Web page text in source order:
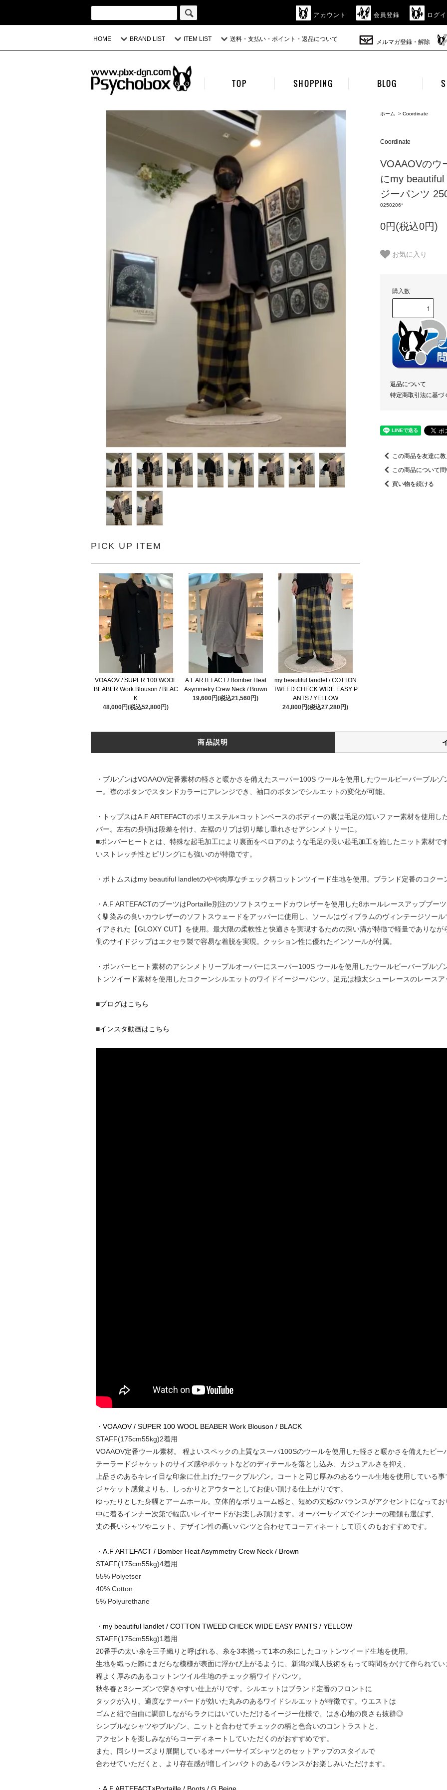
アカウント 会員登録 ログ
HOME BRAND LIST ITEM LIST 送料・支払い・ポイント・返品について メルマガ登録・解除
TOP SHOPPING BLOG
PICK UP ITEM
VOAAOV / SUPER 100 WOOL
BEABER Work Blouson / BLAC
K
48,000円(税込52,800円)
A.F ARTEFACT / Bomber Heat
Asymmetry Crew Neck / Brown
19,600円(税込21,560円)
my beautiful landlet / COTTON
TWEED CHECK WIDE EASY P
ANTS / YELLOW
24,800円(税込27,280円)
ホーム > Coordinate
Coordinate
VOAAOVのウ
にmy
ジーパンツ
0250206*
0円(税込0円)
お気に入り
購入数
返品について
特定商取引法に基づ
この商品を友達に
この商品について
買い物を続ける
商品説明
・ブルゾンはVOAAOV定番素材の軽さと暖かさを備えたスーパー100S ウールを使用したウールビーバーブル
ー。襟のボタンでスタンドカラーにアレンジでき、袖口のボタンでシルエットの変化が可能。
・トップスはA.F ARTEFACTのポリエステル×コットンベースのボディーの裏は毛足の短いファー素材を使用
バー。左右の身頃は段差を付け、左裾のリブは切り離し垂れさせアシンメトリーに。
■ボンバーヒートとは、特殊な起毛加工により裏面をベロアのような毛足の長い起毛加工を施したニット素材で
いストレッチ性とピリングにも強いのが特徴です。
・ボトムスはmy beautiful landletのやや肉厚なチェック柄コットンツイード生地を使用。ブランド定番のコク
・A.F ARTEFACTのブーツはPortaille別注のソフトスウェードカウレザーを使用した8ホールレースアップブー
く馴染みの良いカウレザーのソフトスウェードをアッパーに使用し、ソールはヴィブラムのヴィンテージソー
イアされた【GLOXY CUT】を使用。最大限の柔軟性と快適さを実現するための深い溝が特徴で軽量でありな
側のサイドジップはエクセラ製で容易な着脱を実現。クッション性に優れたインソールが付属。
・ボンバーヒート素材のアシンメトリープルオーバーにスーパー100S ウールを使用したウールビーバーブル
トンツイード素材を使用したコクーンシルエットのワイドイージーパンツ。足元は極太シューレースのレース
■ブログはこちら
■インスタ動画はこちら
・ VOAAOV / SUPER 100 WOOL BEABER Work Blouson / BLACK
STAFF(175cm55kg)2着用
VOAAOV定番ウール素材。 程よいスペックの上質なスーパ100Sのウールを使用した軽さと暖かさを備えたビー
テーラードジャケットのサイズ感やポケットなどのディテールを落とし込み、カジュアルさを抑え、
上品さのあるキレイ目な印象に仕上げたワークブルゾン。コートと同じ厚みのあるウール生地を使用している事
ジャケット感覚よりも、しっかりとアウターとしてお使い頂ける仕上がりです。
ゆったりとした身幅とアームホール。立体的なボリューム感と、短めの丈感のバランスがアクセントになってお
中に着るインナー次第で幅広いレイヤードがお楽しみ頂けます。オーバーサイズでインナーの種類も選ばず、
丈の長いシャツやニット、デザイン性の高いパンツと合わせてコーディネートして頂くのもおすすめです。
・ A.F ARTEFACT / Bomber Heat Asymmetry Crew Neck / Brown
STAFF(175cm55kg)4着用
55% Polyetser
40% Cotton
5% Polyurethane
・ my beautiful landlet / COTTON TWEED CHECK WIDE EASY PANTS / YELLOW
STAFF(175cm55kg)1着用
20番手の太い糸を三子織りと呼ばれる、糸を3本撚って1本の糸にしたコットンツイード生地を使用。
生地を織った際にまだらな模様が表面に浮かび上がるように、新潟の職人技術をもって時間をかけて作られてい
程よく厚みのあるコットンツイル生地のチェック柄ワイドパンツ。
秋冬春と3シーズンで穿きやすい仕上がりです。シルエットはブランド定番のフロントに
タックが入り、適度なテーパードが効いた丸みのあるワイドシルエットが特徴です。ウエストは
ゴムと紐で自由に調節しながらラクにはいていただけるイージー仕様で、はき心地の良さも抜群◎
シンプルなシャツやブルゾン、ニットと合わせてチェックの柄と色合いのコントラストと、
アクセントを楽しみながらコーディネートしていただくのがおすすめです。
また、同シリーズより展開しているオーバーサイズシャツとのセットアップのスタイルで
合わせていただくと、より存在感が増しインパクトのあるバランスがお楽しみいただけます。